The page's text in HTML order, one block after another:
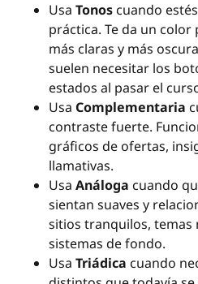
Usa Tonos cuando
práctica. Te da un
más claras y más
suelen necesitar los
estados al pasar el
Usa Complementaria
contraste fuerte.
gráficos de ofertas,
llamativas.
Usa Análoga cuando
sientan suaves y
sitios tranquilos, temas
sistemas de fondo.
Usa Triádica cuando